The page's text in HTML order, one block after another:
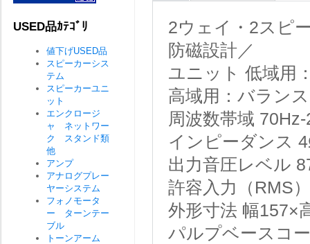
2ウェイ・2スピ
防磁設計／
ユニット 低域用
高域用：バラン
周波数帯域
インピーダンス
出力音圧レベル
許容入力（RMS
外形寸法 幅157×
パルプベースコ
USED品ｶﾃｺﾞﾘ
値下げUSED品
スピーカーシス
テム
スピーカーユニ
ット
エンクロージ
ャ ネットワー
ク スタンド類
他
アンプ
アナログプレー
ヤーシステム
フォノモータ
ー ターンテー
ブル
トーンアーム